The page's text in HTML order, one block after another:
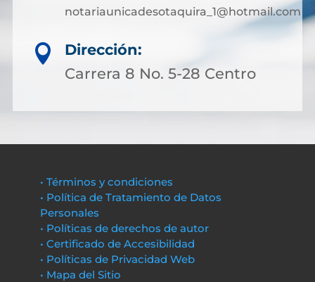
notariaunicadesotaquira_1@hotmail.com

Dirección:
Carrera 8 No. 5-28 Centro
• Términos y condiciones
• Política de Tratamiento de Datos
Personales
• Políticas de derechos de autor
• Certificado de Accesibilidad
• Políticas de Privacidad Web
• Mapa del Sitio